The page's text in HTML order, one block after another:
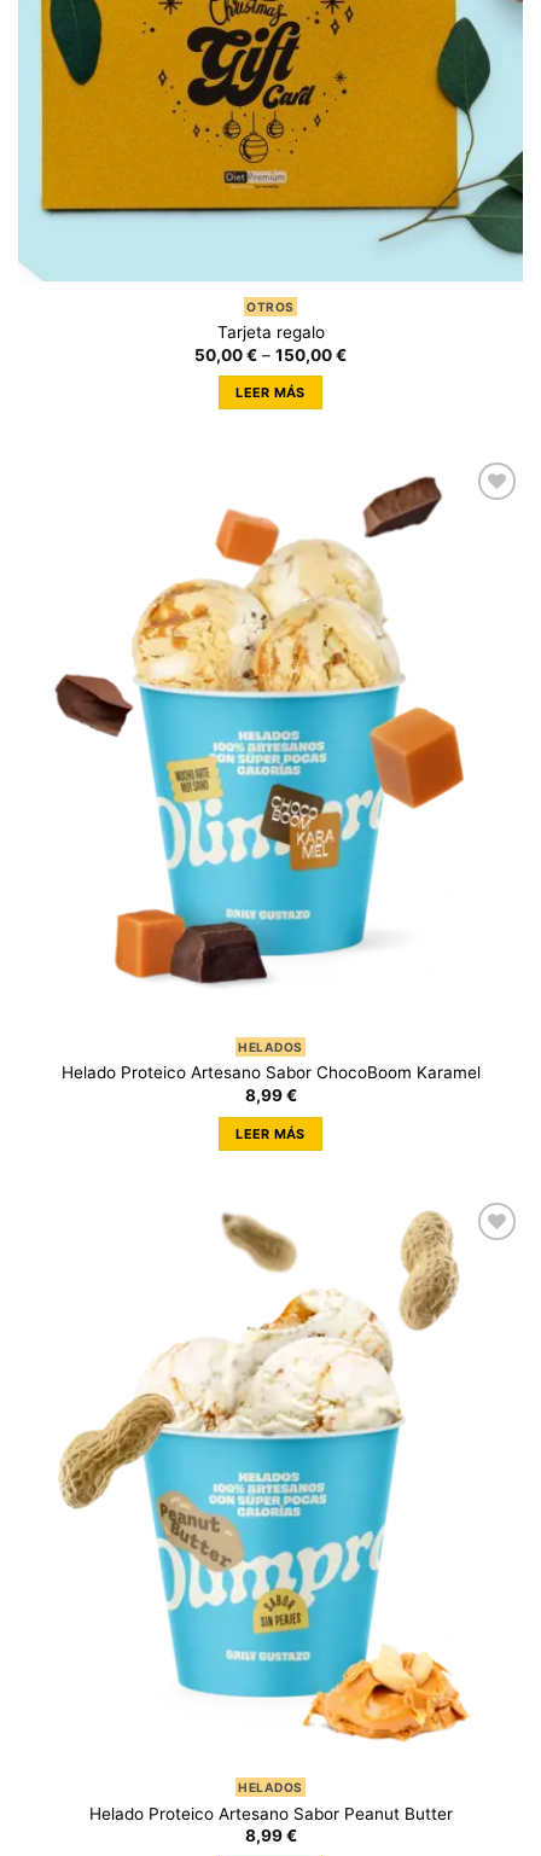
OTROS
Tarjeta regalo
50,00€ – 150,00€
LEER MÁS
HELADOS
Helado Proteico Artesano Sabor ChocoBoom Karamel
8,99€
LEER MÁS
HELADOS
Helado Proteico Artesano Sabor Peanut Butter
8,99€